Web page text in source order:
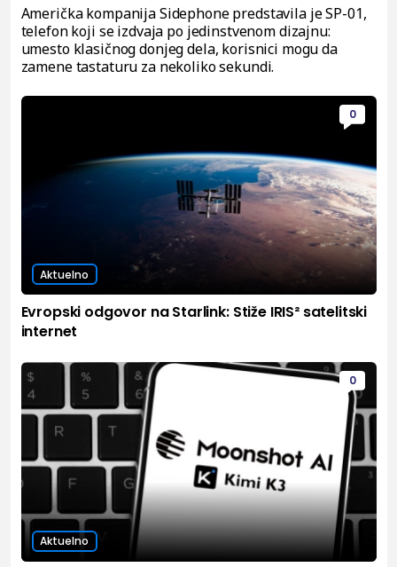
Američka kompanija Sidephone predstavila je SP-01,
telefon koji se izdvaja po jedinstvenom dizajnu:
umesto klasičnog donjeg dela, korisnici mogu da
zamene tastaturu za nekoliko sekundi.
0
Aktuelno
Evropski odgovor na Starlink: Stiže IRIS² satelitski
internet
0
Aktuelno